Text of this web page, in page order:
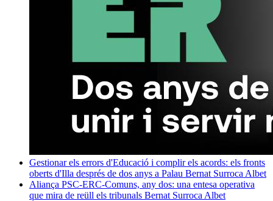
Gestionar els errors d'Educació i complir els acords: els fronts
oberts d'Illa després de dos anys a Palau Bernat Surroca Albet
Aliança PSC-ERC-Comuns, any dos: una entesa operativa
que mira de reüll els tribunals Bernat Surroca Albet